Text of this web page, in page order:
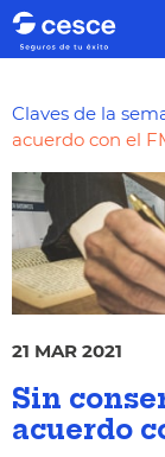
Claves de la
acuerdo con el
21 MAR 2021
Sin
acuerdo